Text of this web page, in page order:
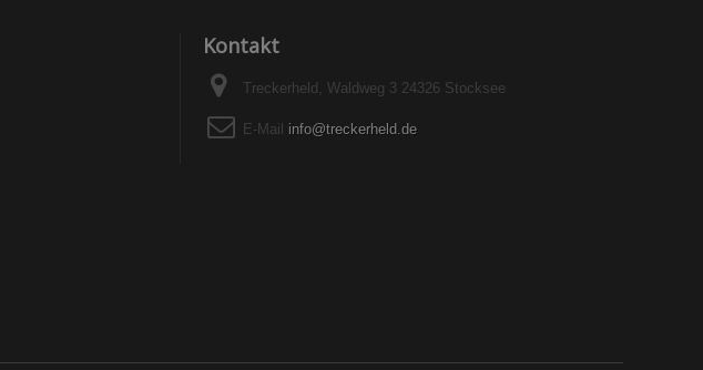
Kontakt
Treckerheld, Waldweg 3 24326 Stocksee
E-Mail info@treckerheld.de